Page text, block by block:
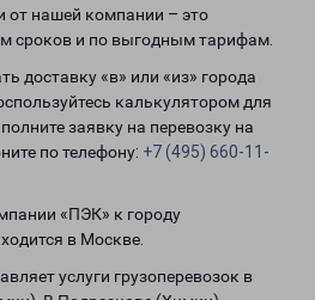
от нашей компании – это
сроков и по выгодным тарифам.
доставку «в» или «из» города
калькулятором для
заявку на перевозку на
по телефону: +7 (495) 660-11-
«ПЭК» к городу
в Москве.
услуги грузоперевозок в